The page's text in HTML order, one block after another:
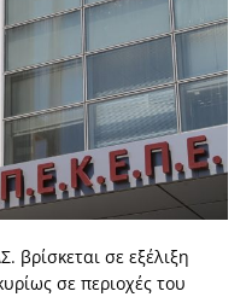
βρίσκεται σε εξέλιξη
σε περιοχές του